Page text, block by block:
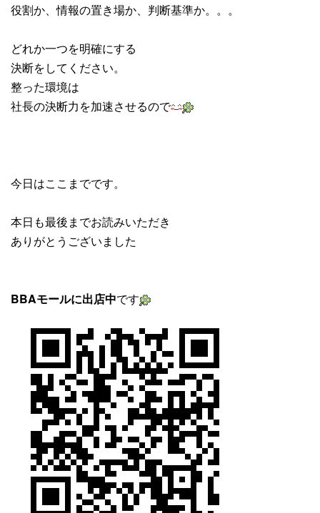
役割か、情報の置き場か、判断基準か。。。
どれか一つを明確にする
決断をしてください。
整った環境は
社長の決断力を加速させるので
今日はここまでです。
本日も最後までお読みいただき
ありがとうございました
BBAモールに出店中です